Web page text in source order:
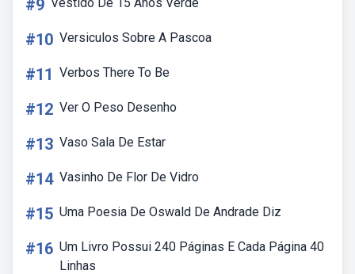
#9
#10 Versiculos Sobre A Pascoa
#11 Verbos There To Be
#12 Ver O Peso Desenho
#13 Vaso Sala De Estar
#14 Vasinho De Flor De Vidro
#15 Uma Poesia De Oswald De Andrade Diz
#16 Um Livro Possui 240 Páginas E Cada Página 40
Linhas